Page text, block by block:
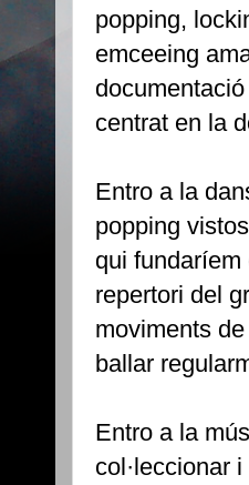
popping,
emceeing
centrat en la
Entro a la
popping
qui
repertori del
moviments
ballar
Entro a la
col·leccionar